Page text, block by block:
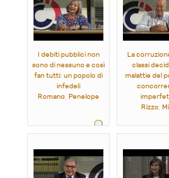
I debiti pubblici non
sono di nessuno e così
fan tutti: un popolo di
infedeli
Romano, Penelope
La
classi
malattie del
Rizzo,